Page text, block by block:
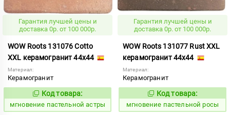
Гарантия лучшей цены и
доставка 0р. от 100 000р.
WOW Roots 131076 Cotto
XXL керамогранит 44x44
Материал:
Керамогранит
946206
Код товара:
мгновение пастельной астры
Гарантия лучшей цены и
доставка 0р. от 100 000р.
WOW Roots 131077 Rust XXL
керамогранит 44x44
Материал:
Керамогранит
946207
Код товара:
мгновение пастельной росы